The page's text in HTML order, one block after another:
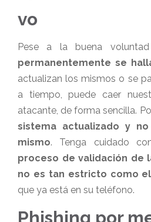
vo
Pese a la buena
permanentemente se
actualizan los mismos o se
a tiempo, puede caer
atacante, de forma sencilla.
sistema actualizado y no
mismo. Tenga cuidado
proceso de validación de
no es tan estricto como
que ya está en su teléfono.
Phishing por